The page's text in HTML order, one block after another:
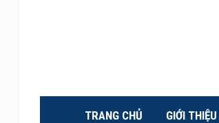
TRANG CHỦ GIỚI THIỆU